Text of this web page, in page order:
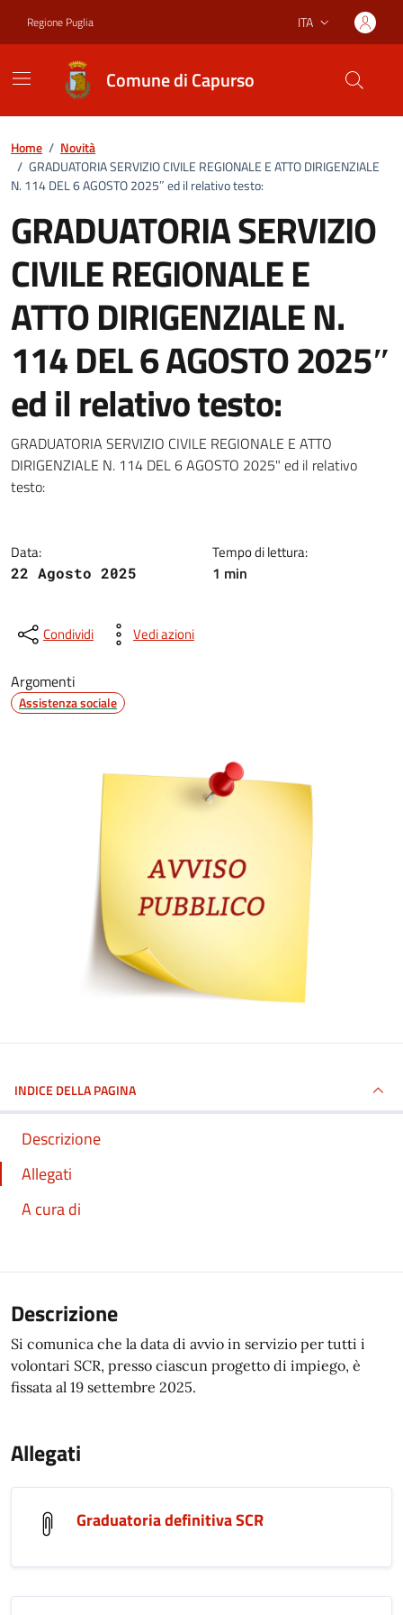
Regione Puglia Lingua attiva:
ITA
Comune di Capurso
Home / Novità
/ GRADUATORIA SERVIZIO CIVILE REGIONALE E ATTO DIRIGENZIALE
N. 114 DEL 6 AGOSTO 2025″ ed il relativo testo:
GRADUATORIA SERVIZIO
CIVILE REGIONALE E
ATTO DIRIGENZIALE N.
114 DEL 6 AGOSTO 2025″
ed il relativo testo:
Dettagli della notizia
GRADUATORIA SERVIZIO CIVILE REGIONALE E ATTO
DIRIGENZIALE N. 114 DEL 6 AGOSTO 2025" ed il relativo
testo:
Data:
22 Agosto 2025
Tempo di lettura:
1 min
Condividi Vedi azioni
Argomenti
Assistenza sociale
INDICE DELLA PAGINA
Descrizione
Allegati
A cura di
Descrizione
Si comunica che la data di avvio in servizio per tutti i
volontari SCR, presso ciascun progetto di impiego, è
fissata al 19 settembre 2025.
Allegati
Graduatoria definitiva SCR